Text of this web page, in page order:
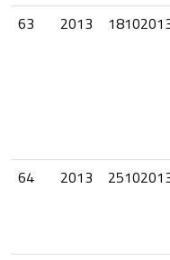
63
2013
64
2013